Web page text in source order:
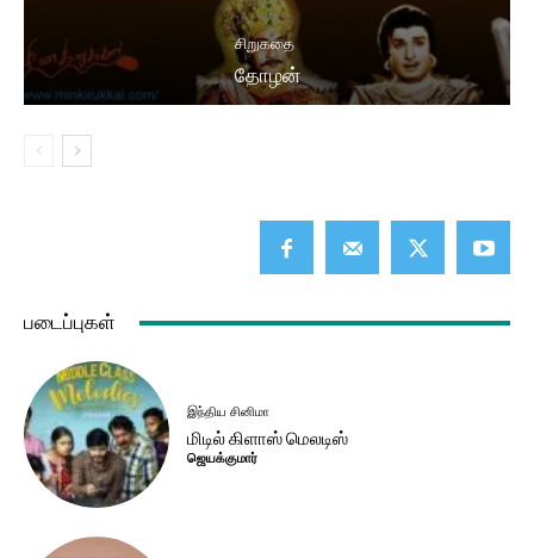
சிறுகதை
தோழன்
படைப்புகள்
இந்திய சினிமா
மிடில் கிளாஸ் மெலடிஸ்
ஜெயக்குமார்